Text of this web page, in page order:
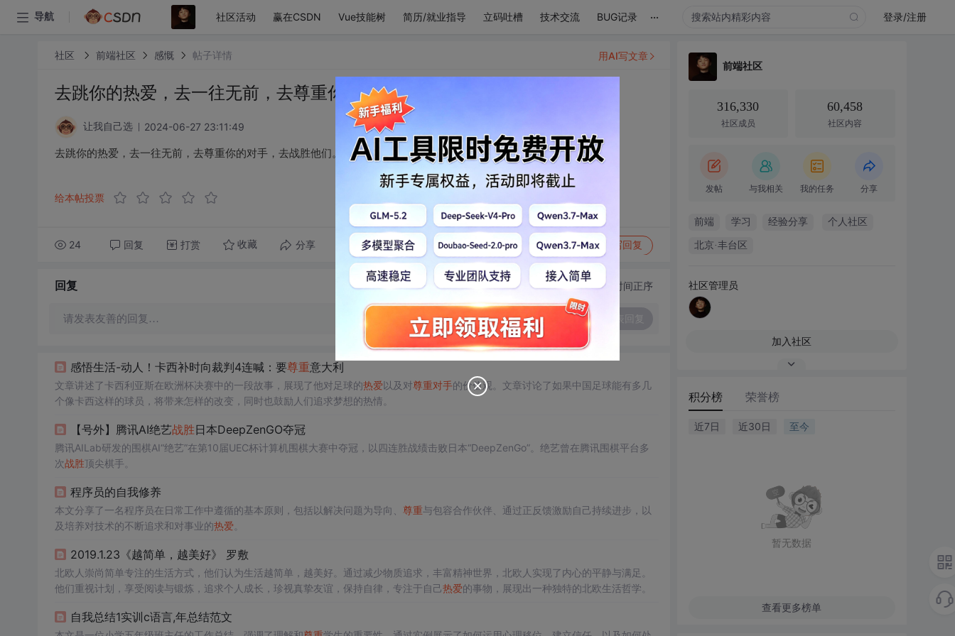
导航 社区活动 赢在CSDN Vue技能树 简历/就业指导 立码吐槽 技术交流 BUG记录 ... 登录/注册
社区 前端社区 感慨 帖子详情
去跳你的热爱，去一往无前，去尊重你的对手，去战胜他们。
让我自己选 2024-06-27 23:11:49
去跳你的热爱，去一往无前，去尊重你的对手，去战胜他们。
给本帖投票
24 回复 打赏 收藏 分享 转发到动态 举报 写回复
用AI写文章
回复 切换为时间正序
请发表友善的回复…
感悟生活-动人！卡西补时向裁判4连喊：要尊重意大利
文章讲述了卡西利亚斯在欧洲杯决赛中的一段故事，展现了他对足球的热爱以及对尊重对手的价值观。文章讨论了如果中国足球能有多几
个像卡西这样的球员，将带来怎样的改变，同时也鼓励人们追求梦想的热情。
【号外】腾讯AI绝艺战胜日本DeepZenGO夺冠
腾讯AILab研发的围棋AI“绝艺”在第10届UEC杯计算机围棋大赛中夺冠，以四连胜战绩击败日本“DeepZenGo”。绝艺曾在腾讯围棋平台多
次战胜顶尖棋手。
程序员的自我修养
本文分享了一名程序员在日常工作中遵循的基本原则，包括以解决问题为导向、 尊重与包容合作伙伴、通过正反馈激励自己持续进步，以
及培养对技术的不断追求和对事业的热爱
2019.1.23《越简单，越美好》 罗敷
北欧人崇尚简单专注的生活方式，他们认为生活越简单，越美好。通过减少物质追求，丰富精神世界，北欧人实现了内心的平静与满足。
他们重视计划，享受阅读与锻炼，追求个人成长，珍视真挚友谊，保持自律，专注于自己热爱的事物，展现出一种独特的北欧生活哲学。
自我总结1实训c语言,年总结范文
前端社区
316,330
社区成员
60,458
社区内容
发帖 与我相关 我的任务 分享
前端 学习 经验分享 个人社区
北京·丰台区
社区管理员
加入社区
积分榜 荣誉榜
近7日 近30日 至今
暂无数据
查看更多榜单